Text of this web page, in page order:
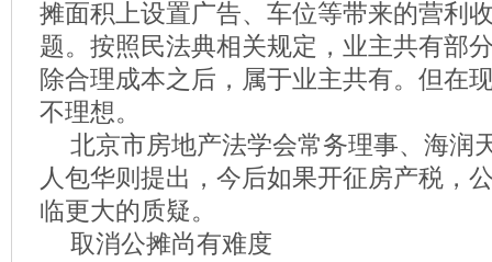
摊面积上设置广告、车位等带来的营利
题。按照民法典相关规定，业主共有部
除合理成本之后，属于业主共有。但在
不理想。
北京市房地产法学会常务理事、海润
人包华则提出，今后如果开征房产税，
临更大的质疑。
取消公摊尚有难度